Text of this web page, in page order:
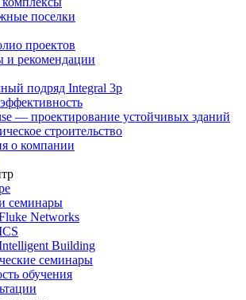
поселки
проектов
и рекомендации
подряд Integral 3p
— проектирование устойчивых зданий
строительство
о компании
семинары
Networks
Building
семинары
обучения